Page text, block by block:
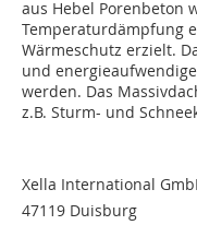
aus Hebel Porenbeton
Temperaturdämpfung
Wärmeschutz erzielt.
und
werden. Das
z.B. Sturm- und
Xella International
47119 Duisburg